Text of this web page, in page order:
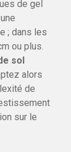
de gel
; dans les
ou plus.
sol
alors
de
sur le